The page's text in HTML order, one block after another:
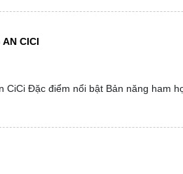
AN CICI
CiCi Đặc điểm nổi bật Bản năng ham